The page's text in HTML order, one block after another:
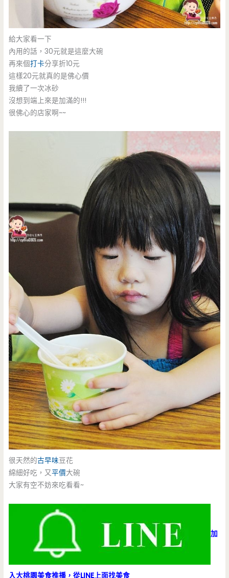
給大家看一下
內用的話，30元就是這麼大碗
再來個打卡分享折10元
這樣20元就真的是佛心價
我續了一次冰砂
沒想到端上來是加滿的!!!
很佛心的店家啊~~
很天然的古早味豆花
綿細好吃，又平價大碗
大家有空不妨來吃看看~
加
入大桃園美食推播，從LINE上面找美食